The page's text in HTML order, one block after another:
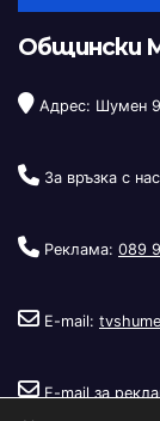
Общински
Адрес: Шумен
За връзка с
Реклама: 089
E-mail:
E-mail за